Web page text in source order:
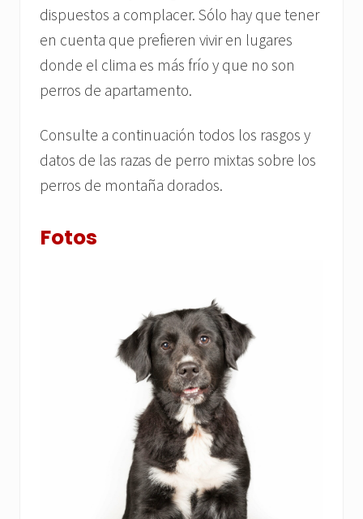
dispuestos a complacer. Sólo hay que tener
en cuenta que prefieren vivir en lugares
donde el clima es más frío y que no son
perros de apartamento.
Consulte a continuación todos los rasgos y
datos de las razas de perro mixtas sobre los
perros de montaña dorados.
Fotos